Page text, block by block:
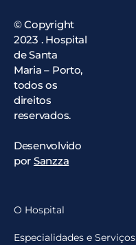
© Copyright
2023 . Hospital
de Santa
Maria – Porto,
todos os
direitos
reservados.
Desenvolvido
por Sanzza
O Hospital
Especialidades e Serviços